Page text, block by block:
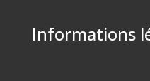
Informations